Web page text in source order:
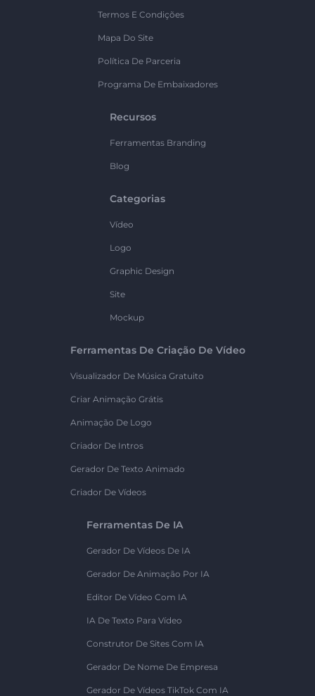
Termos E Condições
Mapa Do Site
Política De Parceria
Programa De Embaixadores
Recursos
Ferramentas Branding
Blog
Categorias
Vídeo
Logo
Graphic Design
Site
Mockup
Ferramentas De Criação De Vídeo
Visualizador De Música Gratuito
Criar Animação Grátis
Animação De Logo
Criador De Intros
Gerador De Texto Animado
Criador De Vídeos
Ferramentas De IA
Gerador De Vídeos De IA
Gerador De Animação Por IA
Editor De Vídeo Com IA
IA De Texto Para Vídeo
Construtor De Sites Com IA
Gerador De Nome De Empresa
Gerador De Vídeos TikTok Com IA